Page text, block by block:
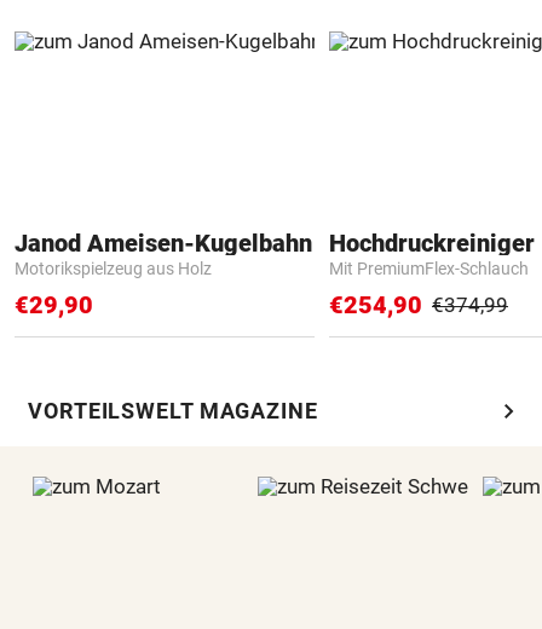
Janod Ameisen-Kugelbahn
Motorikspielzeug aus Holz
€29,90
Hochdruckreiniger
Mit PremiumFlex-Schlauch
€254,90 €374,99
VORTEILSWELT MAGAZINE chevron_right